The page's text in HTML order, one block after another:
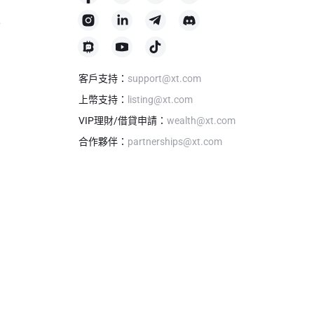
客戶支持 ： support@xt.com
上幣支持 ：
listing@xt.com
VIP理財/借貸申請 ： wealth@xt.com
合作夥伴 ： partnerships@xt.com